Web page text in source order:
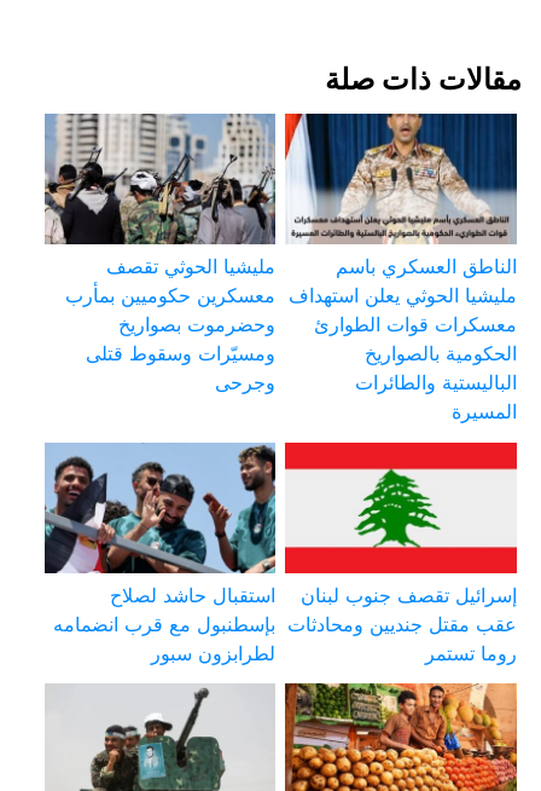
مقالات ذات صلة
الناطق العسكري باسم
مليشيا الحوثي يعلن استهداف
معسكرات قوات الطوارئ
الحكومية بالصواريخ
الباليستية والطائرات
المسيرة
مليشيا الحوثي تقصف
معسكرين حكوميين بمأرب
وحضرموت بصواريخ
ومسيّرات وسقوط قتلى
وجرحى
إسرائيل تقصف جنوب لبنان
عقب مقتل جنديين ومحادثات
روما تستمر
استقبال حاشد لصلاح
بإسطنبول مع قرب انضمامه
لطرابزون سبور